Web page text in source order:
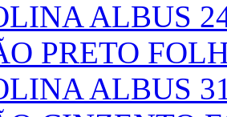
ALBUS
PRETO
ALBUS